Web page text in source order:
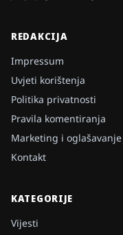
REDAKCIJA
Impressum
Uvjeti korištenja
Politika privatnosti
Pravila komentiranja
Marketing i oglašavanje
Kontakt
KATEGORIJE
Vijesti